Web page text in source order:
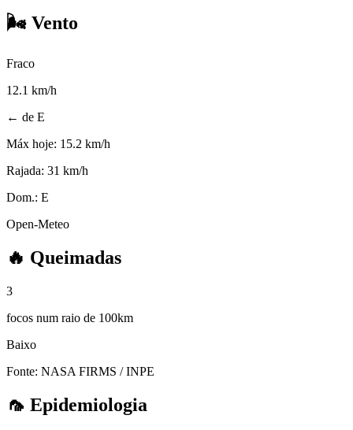
🌬️ Vento
Fraco
12.1 km/h
← de E
Máx hoje: 15.2 km/h
Rajada: 31 km/h
Dom.: E
Open-Meteo
🔥 Queimadas
3
focos num raio de 100km
Baixo
Fonte: NASA FIRMS / INPE
🦟 Epidemiologia